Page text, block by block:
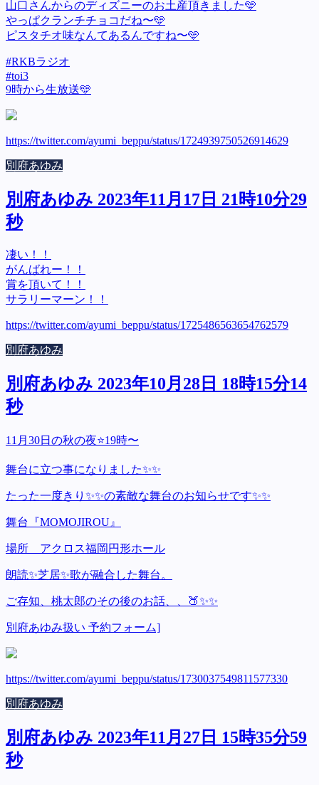
山口さんからのディズニーのお土産頂きました🩵
やっぱクランチチョコだね〜🩵
ピスタチオ味なんてあるんですね〜🩵
#RKBラジオ
#toi3
9時から生放送🩵
https://twitter.com/ayumi_beppu/status/1724939750526914629
別府あゆみ
別府あゆみ 2023年11月17日 21時10分29
秒
凄い！！
がんばれー！！
賞を頂いて！！
サラリーマーン！！
https://twitter.com/ayumi_beppu/status/1725486563654762579
別府あゆみ
別府あゆみ 2023年10月28日 18時15分14
秒
11月30日の秋の夜⭐️19時〜
舞台に立つ事になりました✨✨
たった一度きり✨✨の素敵な舞台のお知らせです✨✨
舞台『MOMOJIROU』
場所 アクロス福岡円形ホール
朗読✨芝居✨歌が融合した舞台。
ご存知、桃太郎のその後のお話、、🍑✨✨
別府あゆみ扱い 予約フォーム]
https://twitter.com/ayumi_beppu/status/1730037549811577330
別府あゆみ
別府あゆみ 2023年11月27日 15時35分59
秒